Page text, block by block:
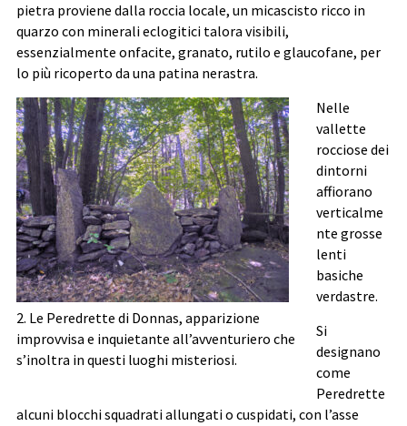
pietra proviene dalla roccia locale, un micascisto ricco in
quarzo con minerali eclogitici talora visibili,
essenzialmente onfacite, granato, rutilo e glaucofane, per
lo più ricoperto da una patina nerastra.
2. Le Peredrette di Donnas, apparizione
improvvisa e inquietante all’avventuriero che
s’inoltra in questi luoghi misteriosi.
Nelle
vallette
rocciose dei
dintorni
affiorano
verticalme
nte grosse
lenti
basiche
verdastre.
Si
designano
come
Peredrette
alcuni blocchi squadrati allungati o cuspidati, con l’asse